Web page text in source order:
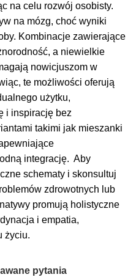
na celu rozwój osobisty.
na mózg, choć wyniki
Kombinacje zawierające
a niewielkie
nowicjuszom w
te możliwości oferują
użytku,
i inspirację bez
takimi jak mieszanki
integrację. Aby
schematy i skonsultuj
zdrowotnych lub
promują holistyczne
i empatia,
życiu.
pytania